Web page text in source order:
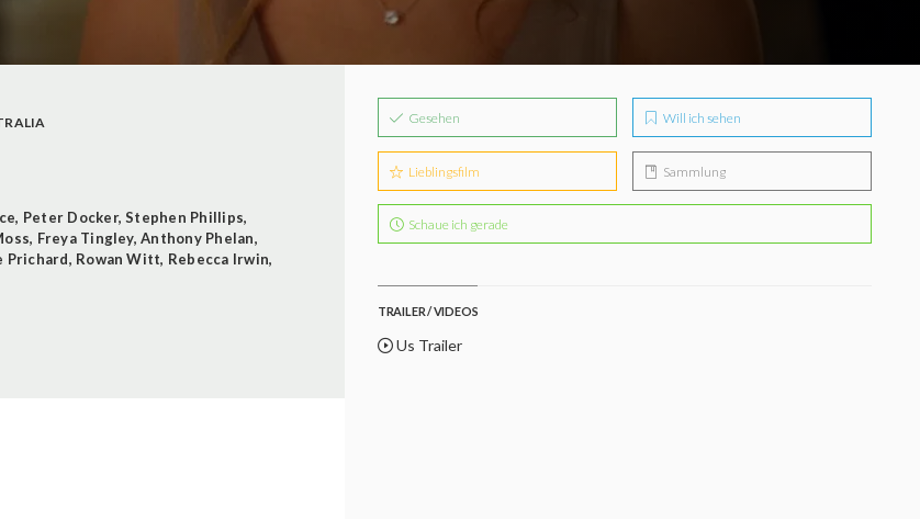
, Peter Docker,Stephen Phillips,
, Freya Tingley,Anthony Phelan,
Prichard, Rowan Witt, Rebecca Irwin,
Gesehen Will ich sehen
Lieblingsfilm Sammlung
Schaue ich gerade
TRAILER / VIDEOS
Us Trailer